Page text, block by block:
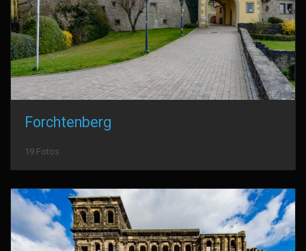
Forchtenberg
19 Fotos